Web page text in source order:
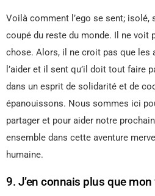
Voilà comment l’ego se sent; isolé,
coupé du reste du monde. Il ne voit
chose. Alors, il ne croit pas que les
l’aider et il sent qu’il doit tout faire
dans un esprit de solidarité et de
épanouissons. Nous sommes ici
partager et pour aider notre
ensemble dans cette aventure
humaine.
9. J’en connais plus que